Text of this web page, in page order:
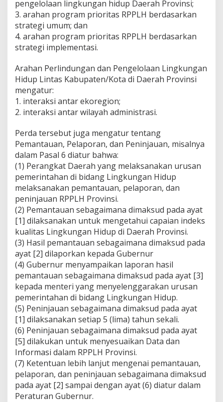
pengelolaan lingkungan hidup Daerah Provinsi;
3. arahan program prioritas RPPLH berdasarkan
strategi umum; dan
4. arahan program prioritas RPPLH berdasarkan
strategi implementasi.
Arahan Perlindungan dan Pengelolaan Lingkungan
Hidup Lintas Kabupaten/Kota di Daerah Provinsi
mengatur:
1. interaksi antar ekoregion;
2. interaksi antar wilayah administrasi.
Perda tersebut juga mengatur tentang
Pemantauan, Pelaporan, dan Peninjauan, misalnya
dalam Pasal 6 diatur bahwa:
(1) Perangkat Daerah yang melaksanakan urusan
pemerintahan di bidang Lingkungan Hidup
melaksanakan pemantauan, pelaporan, dan
peninjauan RPPLH Provinsi.
(2) Pemantauan sebagaimana dimaksud pada ayat
[1] dilaksanakan untuk mengetahui capaian indeks
kualitas Lingkungan Hidup di Daerah Provinsi.
(3) Hasil pemantauan sebagaimana dimaksud pada
ayat [2] dilaporkan kepada Gubernur
(4) Gubernur menyampaikan laporan hasil
pemantauan sebagaimana dimaksud pada ayat [3]
kepada menteri yang menyelenggarakan urusan
pemerintahan di bidang Lingkungan Hidup.
(5) Peninjauan sebagaimana dimaksud pada ayat
[1] dilaksanakan setiap 5 (lima) tahun sekali.
(6) Peninjauan sebagaimana dimaksud pada ayat
[5] dilakukan untuk menyesuaikan Data dan
Informasi dalam RPPLH Provinsi.
(7) Ketentuan lebih lanjut mengenai pemantauan,
pelaporan, dan peninjauan sebagaimana dimaksud
pada ayat [2] sampai dengan ayat (6) diatur dalam
Peraturan Gubernur.